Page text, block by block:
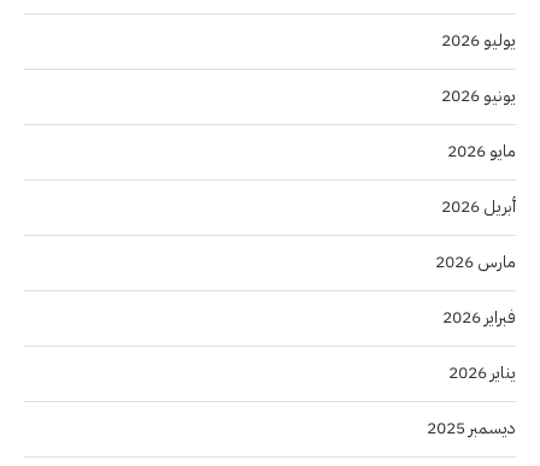
يوليو 2026
يونيو 2026
مايو 2026
أبريل 2026
مارس 2026
فبراير 2026
يناير 2026
ديسمبر 2025